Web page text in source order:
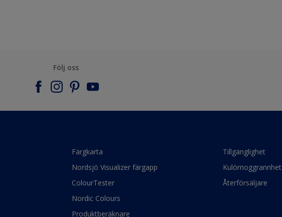
Följ oss
Färgkarta
Nordsjö Visualizer färgapp
ColourTester
Nordic Colours
Produktberäknare
Tillgänglighet
Kulörnoggrannhet
Återförsäljare